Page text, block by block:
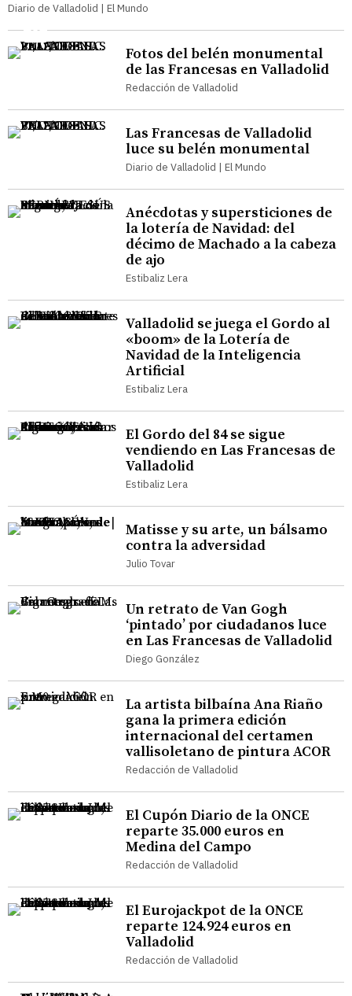
Diario de Valladolid | El Mundo
Fotos del belén monumental
de las Francesas en Valladolid
Redacción de Valladolid
Las Francesas de Valladolid
luce su belén monumental
Diario de Valladolid | El Mundo
Anécdotas y supersticiones de
la lotería de Navidad: del
décimo de Machado a la cabeza
de ajo
Estibaliz Lera
Valladolid se juega el Gordo al
«boom» de la Lotería de
Navidad de la Inteligencia
Artificial
Estibaliz Lera
El Gordo del 84 se sigue
vendiendo en Las Francesas de
Valladolid
Estibaliz Lera
Matisse y su arte, un bálsamo
contra la adversidad
Julio Tovar
Un retrato de Van Gogh
‘pintado’ por ciudadanos luce
en Las Francesas de Valladolid
Diego González
La artista bilbaína Ana Riaño
gana la primera edición
internacional del certamen
vallisoletano de pintura ACOR
Redacción de Valladolid
El Cupón Diario de la ONCE
reparte 35.000 euros en
Medina del Campo
Redacción de Valladolid
El Eurojackpot de la ONCE
reparte 124.924 euros en
Valladolid
Redacción de Valladolid